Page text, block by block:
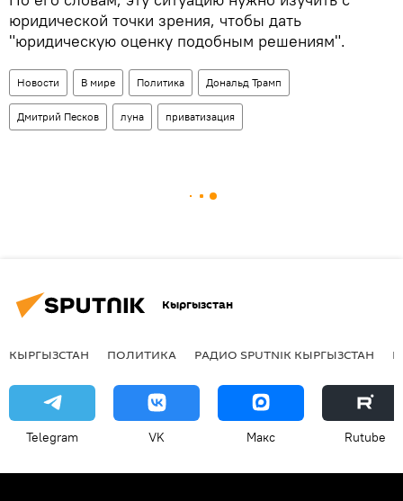
юридической точки зрения, чтобы дать
"юридическую оценку подобным решениям".
Новости В мире Политика Дональд Трамп
Дмитрий Песков луна приватизация
Кыргызстан
КЫРГЫЗСТАН ПОЛИТИКА РАДИО SPUTNIK КЫРГЫЗСТАН
Telegram VK Макс Rutube